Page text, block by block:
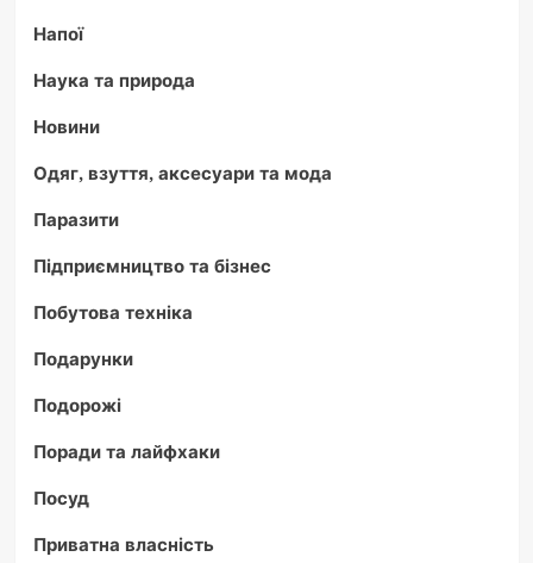
Напої
Наука та природа
Новини
Одяг, взуття, аксесуари та мода
Паразити
Підприємництво та бізнес
Побутова техніка
Подарунки
Подорожі
Поради та лайфхаки
Посуд
Приватна власність